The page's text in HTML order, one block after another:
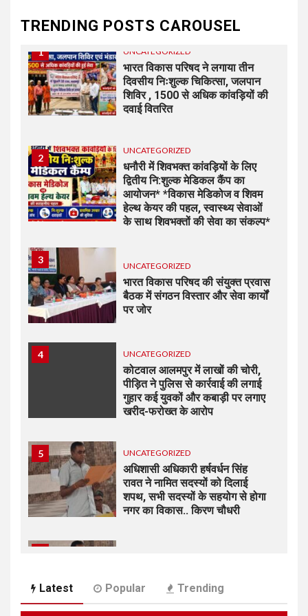
TRENDING POSTS CAROUSEL
1 UNCATEGORIZED
भारत विकास परिषद ने लगाया तीन
दिवसीय निःशुल्क चिकित्सा, जलपान
शिविर , 1500 से अधिक कांवड़ियों की
दवाई वितरित
2
UNCATEGORIZED
धनौरी में शिवभक्त कांवड़ियों के लिए
द्वितीय नि:शुल्क मेडिकल कैंप का
आयोजन* *विकास मेडिकोज व शिवम
हेल्थ केयर की पहल, स्वास्थ्य सेवाओं
के साथ शिवभक्तों की सेवा का संकल्प*
3
UNCATEGORIZED
भारत विकास परिषद की संयुक्त प्रवास
बैठक में संगठन विस्तार और सेवा कार्यों
पर जोर
4 UNCATEGORIZED
कोटवाल आलमपुर में लाखों की चोरी,
पीड़ित ने पुलिस से कार्रवाई की लगाई
गुहार कई युवकों और कबाड़ी पर लगाए
खरीद-फरोख्त के आरोप
5 UNCATEGORIZED
अधिशासी अधिकारी हर्षवर्धन सिंह
रावत ने नामित सदस्यों को दिलाई
शपथ, सभी सदस्यों के सहयोग से होगा
नगर का विकास.. किरण चौधरी
ने नामित सदस्यों को दिलाई शपथ, सभी
सदस्यों के सहयोग से होगा झबरेड़ा का
विकास..किरण चौधरी
Latest Popular Trending